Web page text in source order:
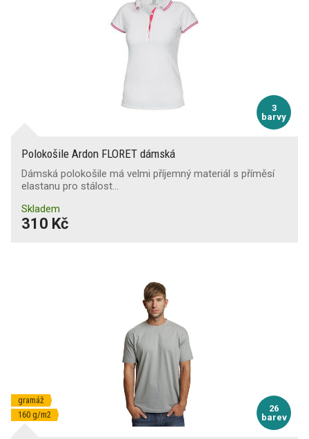
3
barvy
Polokošile Ardon FLORET dámská
Dámská polokošile má velmi příjemný materiál s příměsí
elastanu pro stálost…
Skladem
310 Kč
26
barev
gramáž
160 g/m2